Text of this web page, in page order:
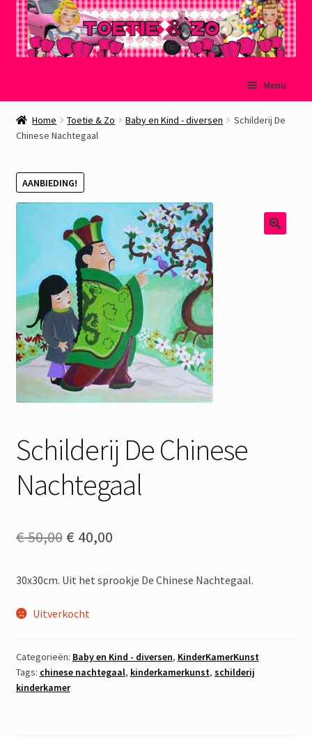
naar
navigatie
de
inhoud
Menu
Welkom
Winkelmand
Afrekenen
Over Toetie & Zo
Gastenboek
Home Toetie & Zo Baby en Kind - diversen
Schilderij De
Chinese Nachtegaal
AANBIEDING!
Schilderij De Chinese
Nachtegaal
€50,00 Oorspronkelijke
was:
€ 50,00.
€ 40,00Huidige
is:
30x30cm. Uit het sprookje De Chinese Nachtegaal.
Uitverkocht
Categorieën: Baby en Kind - diversen, KinderKamerKunst
Tags: chinese nachtegaal, kinderkamerkunst, schilderij
kinderkamer